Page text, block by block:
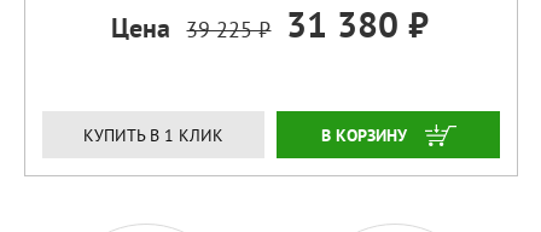
Цена 39 225 ₽ 31 380 ₽
КУПИТЬ В 1 КЛИК ЗАКАЗАТЬ